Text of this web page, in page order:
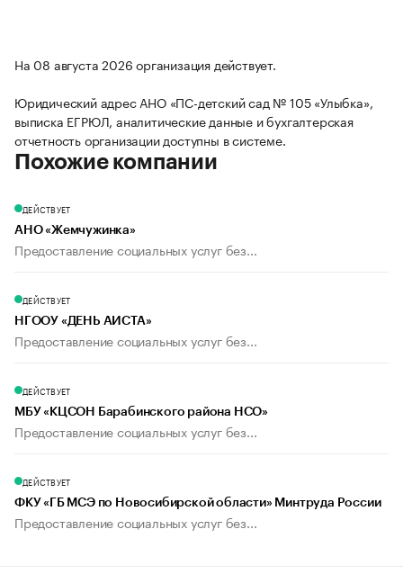
На 08 августа 2026 организация действует.
Юридический адрес АНО «ПС-детский сад № 105 «Улыбка»,
выписка ЕГРЮЛ, аналитические данные и бухгалтерская
отчетность организации доступны в системе.
Похожие компании
ДЕЙСТВУЕТ
АНО «Жемчужинка»
Предоставление социальных услуг без...
ДЕЙСТВУЕТ
НГООУ «ДЕНЬ АИСТА»
Предоставление социальных услуг без...
ДЕЙСТВУЕТ
МБУ «КЦСОН Барабинского района НСО»
Предоставление социальных услуг без...
ДЕЙСТВУЕТ
ФКУ «ГБ МСЭ по Новосибирской области» Минтруда России
Предоставление социальных услуг без...